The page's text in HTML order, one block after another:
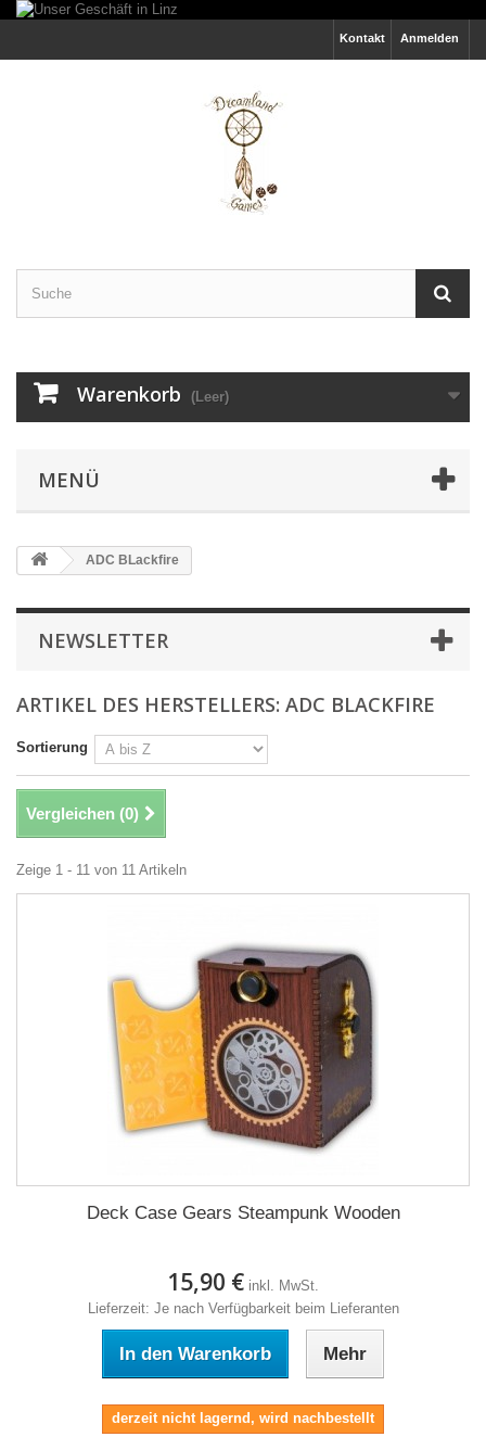
Anmelden
Kontakt
Warenkorb (Leer)
MENÜ
ADC BLackfire
NEWSLETTER
ARTIKEL DES HERSTELLERS: ADC BLACKFIRE
Sortierung
Vergleichen (0)
Zeige 1 - 11 von 11 Artikeln
Deck Case Gears Steampunk Wooden
15,90 € inkl. MwSt.
Lieferzeit: Je nach Verfügbarkeit beim Lieferanten
In den Warenkorb Mehr
derzeit nicht lagernd, wird nachbestellt